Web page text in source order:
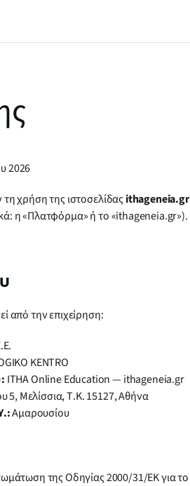
2026
χρήση της ιστοσελίδαςithageneia.gr
η «Πλατφόρμα» ή το
από την επιχείρηση:
KENTRO
ITHA Online Education — ithageneia.gr
5, Μελίσσια, Τ.Κ. 15127, Αθήνα
Αμαρουσίου
της Οδηγίας 2000/31/ΕΚ για